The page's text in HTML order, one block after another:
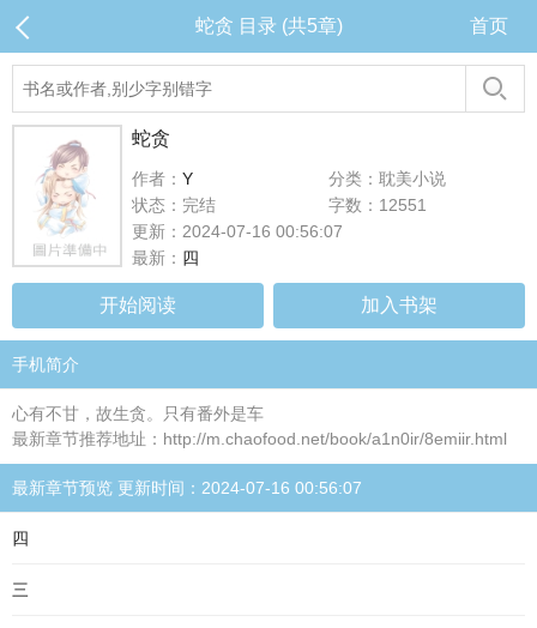
蛇贪 目录 (共5章) 首页
蛇贪
作者： Y
分类：耽美小说
状态：完结
字数：12551
更新：2024-07-16 00:56:07
最新： 四
开始阅读 加入书架
手机简介
心有不甘，故生贪。只有番外是车
最新章节推荐地址：http://m.chaofood.net/book/a1n0ir/8emiir.html
最新章节预览 更新时间：2024-07-16 00:56:07
四
三